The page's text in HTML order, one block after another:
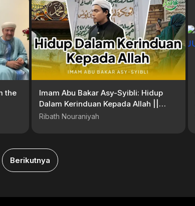
the
Imam Abu Bakar Asy-Syibli: Hidup
Dalam Kerinduan Kepada Allah ||
Abuya Arrazy Hasyim – ASHIK
Ribath Nouraniyah
Berikutnya